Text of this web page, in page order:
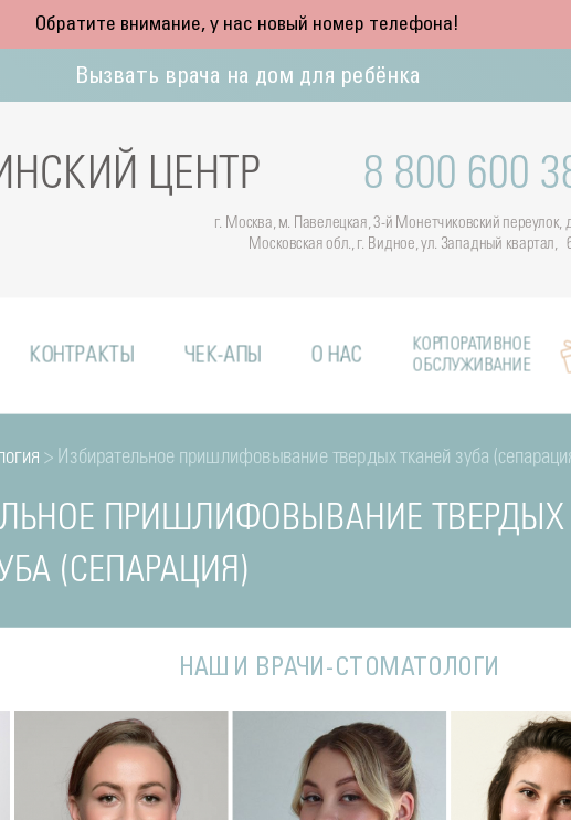
Обратите внимание, у нас новый номер телефона!
Вызвать врача на дом для ребёнка
ЦЕНТР 8 800 600
г. Москва, м. Павелецкая, 3-й Монетчиковский переулок,
Московская обл., г. Видное, ул. Западный квартал,
КОНТРАКТЫ ЧЕК-АПЫ О НАС
КОРПОРАТИВНОЕ
ОБСЛУЖИВАНИЕ
> Избирательное пришлифовывание твердых тканей зуба
ПРИШЛИФОВЫВАНИЕ ТВЕРДЫХ
(СЕПАРАЦИЯ)
НАШИ ВРАЧИ-СТОМАТОЛОГИ